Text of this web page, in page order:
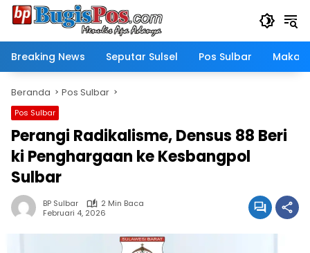
Langsung
Breaking News
Seputar Sulsel Pos Sulbar
Beranda Pos Sulbar
Pos Sulbar
Perangi Radikalisme, Densus 88 Beri
ki Penghargaan ke Kesbangpol
Sulbar
BP Sulbar
2 Min Baca
Februari 4, 2026